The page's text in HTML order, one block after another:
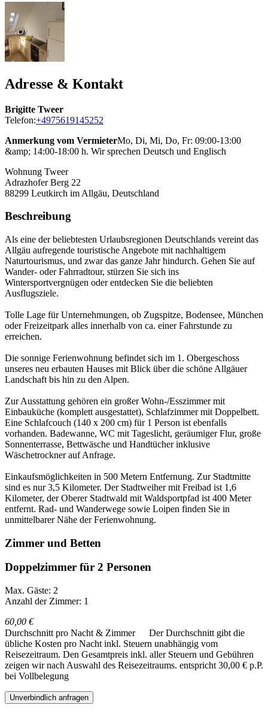
Adresse & Kontakt
Brigitte Tweer
Telefon:+4975619145252
Anmerkung vom VermieterMo, Di, Mi, Do, Fr: 09:00-13:00
&amp; 14:00-18:00 h. Wir sprechen Deutsch und Englisch
Wohnung Tweer
Adrazhofer Berg 22
88299 Leutkirch im Allgäu, Deutschland
Beschreibung
Als eine der beliebtesten Urlaubsregionen Deutschlands vereint das
Allgäu aufregende touristische Angebote mit nachhaltigem
Naturtourismus, und zwar das ganze Jahr hindurch. Gehen Sie auf
Wander- oder Fahrradtour, stürzen Sie sich ins
Wintersportvergnügen oder entdecken Sie die beliebten
Ausflugsziele.
Tolle Lage für Unternehmungen, ob Zugspitze, Bodensee, München
oder Freizeitpark alles innerhalb von ca. einer Fahrstunde zu
erreichen.
Die sonnige Ferienwohnung befindet sich im 1. Obergeschoss
unseres neu erbauten Hauses mit Blick über die schöne Allgäuer
Landschaft bis hin zu den Alpen.
Zur Ausstattung gehören ein großer Wohn-/Esszimmer mit
Einbauküche (komplett ausgestattet), Schlafzimmer mit Doppelbett.
Eine Schlafcouch (140 x 200 cm) für 1 Person ist ebenfalls
vorhanden. Badewanne, WC mit Tageslicht, geräumiger Flur, große
Sonnenterrasse, Bettwäsche und Handtücher inklusive
Wäschetrockner auf Anfrage.
Einkaufsmöglichkeiten in 500 Metern Entfernung. Zur Stadtmitte
sind es nur 3,5 Kilometer. Der Stadtweiher mit Freibad ist 1,6
Kilometer, der Oberer Stadtwald mit Waldsportpfad ist 400 Meter
entfernt. Rad- und Wanderwege sowie Loipen finden Sie in
unmittelbarer Nähe der Ferienwohnung.
Zimmer und Betten
Doppelzimmer für 2 Personen
Max. Gäste: 2
Anzahl der Zimmer: 1
60,00 €
Durchschnitt pro Nacht & Zimmer
Der Durchschnitt gibt die
übliche Kosten pro Nacht inkl. Steuern unabhängig vom
Reisezeitraum. Den Gesamtpreis inkl. aller Steuern und Gebühren
zeigen wir nach Auswahl des Reisezeitraums. entspricht 30,00 € p.P.
bei Vollbelegung
Unverbindlich anfragen